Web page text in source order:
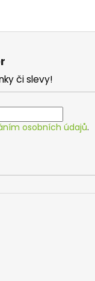
či slevy!
osobních údajů.